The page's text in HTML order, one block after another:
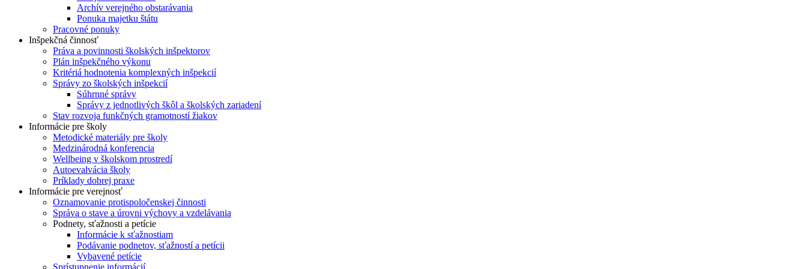
Archív verejného obstarávania
Ponuka majetku štátu
Pracovné ponuky
Inšpekčná činnosť
Práva a povinnosti školských inšpektorov
Plán inšpekčného výkonu
Kritériá hodnotenia komplexných inšpekcií
Správy zo školských inšpekcií
Súhrnné správy
Správy z jednotlivých škôl a školských zariadení
Stav rozvoja funkčných gramotností žiakov
Informácie pre školy
Metodické materiály pre školy
Medzinárodná konferencia
Wellbeing v školskom prostredí
Autoevalvácia školy
Príklady dobrej praxe
Informácie pre verejnosť
Oznamovanie protispoločenskej činnosti
Správa o stave a úrovni výchovy a vzdelávania
Podnety, sťažnosti a petície
Informácie k sťažnostiam
Podávanie podnetov, sťažností a petícii
Vybavené petície
Sprístupnenie informácií